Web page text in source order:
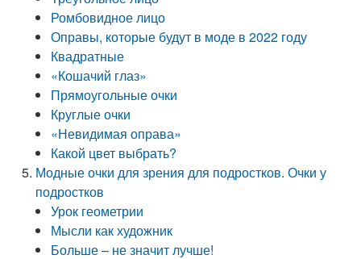
Ромбовидное лицо
Оправы, которые будут в моде в 2022 году
Квадратные
«Кошачий глаз»
Прямоугольные очки
Круглые очки
«Невидимая оправа»
Какой цвет выбрать?
Модные очки для зрения для подростков. Очки у
подростков
Урок геометрии
Мысли как художник
Больше – не значит лучше!